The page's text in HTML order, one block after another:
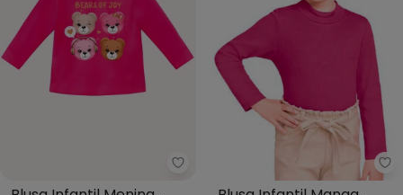
Kyly - Blusa Infantil Menina